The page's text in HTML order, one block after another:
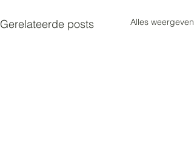
Gerelateerde posts Alles weergeven